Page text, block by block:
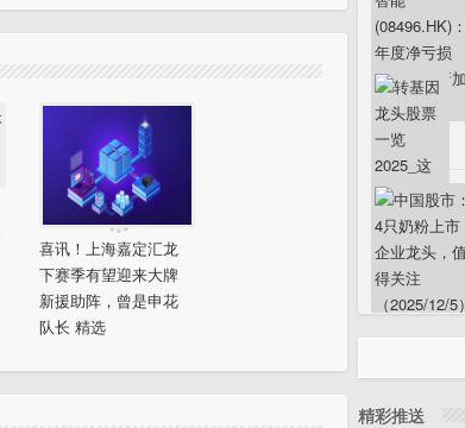
喜讯！上海嘉定汇龙
下赛季有望迎来大牌
新援助阵，曾是申花
队长 精选
精彩推送